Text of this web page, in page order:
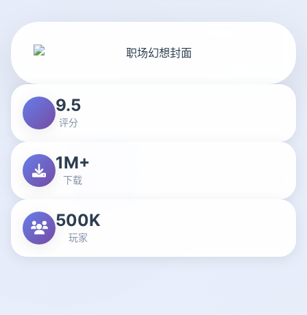
9.5
评分
1M+
下载
500K
玩家